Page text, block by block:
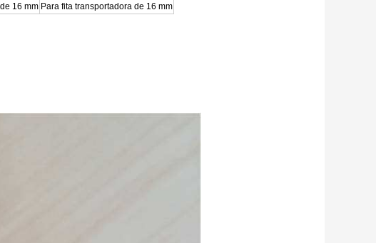
16 mm Para fita transportadora de 16 mm